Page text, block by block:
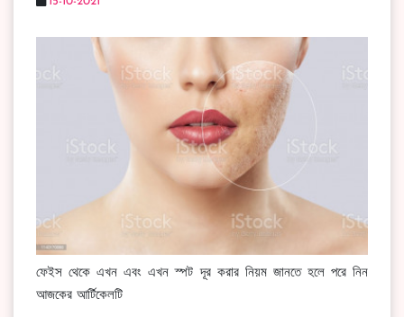
ফেইস থেকে এখন এবং এখন স্পট দূর করার নিয়ম জানতে হলে পরে নিন
আজকের আর্টিকেলটি